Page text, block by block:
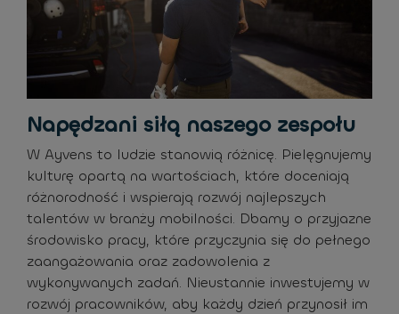
Napędzani siłą naszego zespołu
W Ayvens to ludzie stanowią różnicę. Pielęgnujemy
kulturę opartą na wartościach, które doceniają
różnorodność i wspierają rozwój najlepszych
talentów w branży mobilności. Dbamy o przyjazne
środowisko pracy, które przyczynia się do pełnego
zaangażowania oraz zadowolenia z
wykonywanych zadań. Nieustannie inwestujemy w
rozwój pracowników, aby każdy dzień przynosił im